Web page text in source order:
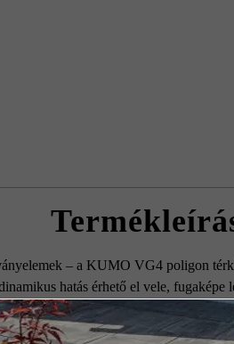
– a KUMO VG4 poligon
hatás érhető el vele,
keres a bejárója